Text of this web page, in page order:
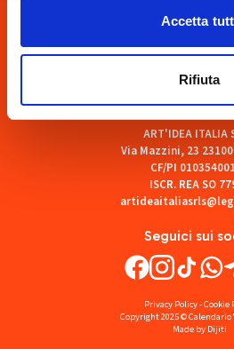
Accetta
Rifiuta
Seguici sui
ART'IDEA ITALIA
Via Mazzini, 23
CF/PI
ISCR. REA SO
Privacy Policy-Cookie
Copyright 2025 ©
Made by Dijiti